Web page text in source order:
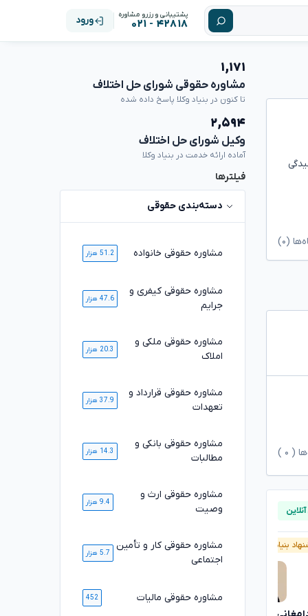
پشتیبانی و رزرو مشاوره
۴۲۸۱۸ - ۰۲۱ ورود
(۰)
( ۰
بنیاد وکلا آنلاین پیشنهاد بنیاد وکلا
۱,۱۷۱
مشاوره حقوقی شورای حل اختلاف
تا کنون در بنیاد وکلا پاسخ داده شده
۲,۵۹۴
وکیل شورای حل اختلاف
آماده ارائه خدمت در بنیاد وکلا
فیلترها
دسته‌بندی حقوقی
مشاوره حقوقی خانواده 51.2 هزار
مشاوره حقوقی کیفری و
جرایم
47.6 هزار
مشاوره حقوقی ملکی و
املاک
20.3 هزار
مشاوره حقوقی قرارداد و
تعهدات
37.9 هزار
مشاوره حقوقی بانکی و
مطالبات
14.3 هزار
مشاوره حقوقی ارث و
وصیت
9.4 هزار
مشاوره حقوقی کار و تأمین
اجتماعی
5.7 هزار
مشاوره حقوقی مالیات 452